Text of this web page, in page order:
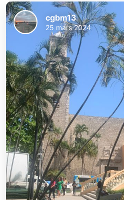
cgbm13
25 mars 2024